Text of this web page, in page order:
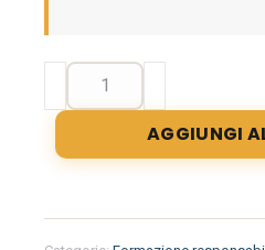
Formazione
per
responsabili
alimentare
nella
AGGIUNGI